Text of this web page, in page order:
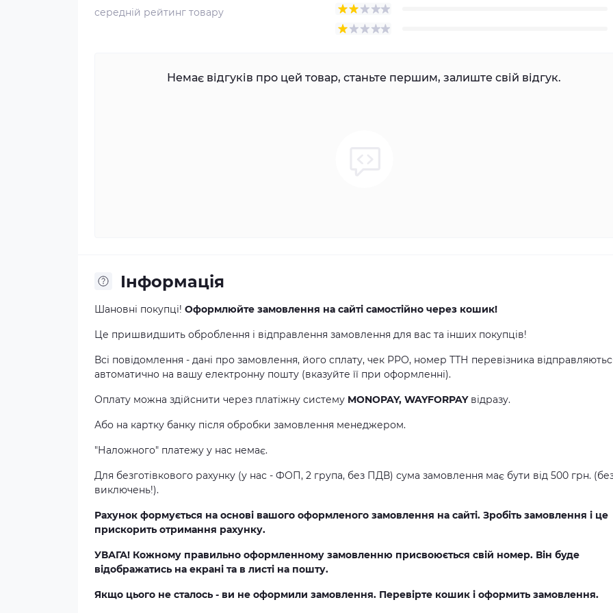
середній рейтинг товару
Немає відгуків про цей товар, станьте першим, залиште свій відгук.
Інформація
Шановні покупці! Оформлюйте замовлення на сайті самостійно через кошик!
Це пришвидшить оброблення і відправлення замовлення для вас та інших покупців!
Всі повідомлення - дані про замовлення, його сплату, чек РРО, номер ТТН перевізника
автоматично на вашу електронну пошту (вказуйте її при оформленні).
Оплату можна здійснити через платіжну систему MONOPAY, WAYFORPAYвідразу.
Або на картку банку після обробки замовлення менеджером.
"Наложного" платежу у нас немає.
Для безготівкового рахунку (у нас - ФОП, 2 група, без ПДВ) сума замовлення має бути від 500 грн.
виключень!).
Рахунок формується на основі вашого оформленого замовлення на сайті. Зробіть замовлення і це
прискорить отримання рахунку.
УВАГА! Кожному правильно оформленному замовленню присвоюється свій номер. Він буде
відображатись на екрані та в листі на пошту.
Якщо цього не сталось - ви не оформили замовлення. Перевірте кошик і оформить замовлення.